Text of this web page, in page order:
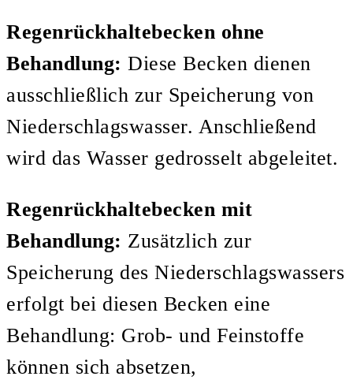
Regenrückhaltebecken ohne
Behandlung: Diese Becken dienen
ausschließlich zur Speicherung von
Niederschlagswasser. Anschließend
wird das Wasser gedrosselt abgeleitet.
Regenrückhaltebecken mit
Behandlung: Zusätzlich zur
Speicherung des Niederschlagswassers
erfolgt bei diesen Becken eine
Behandlung: Grob- und Feinstoffe
können sich absetzen,